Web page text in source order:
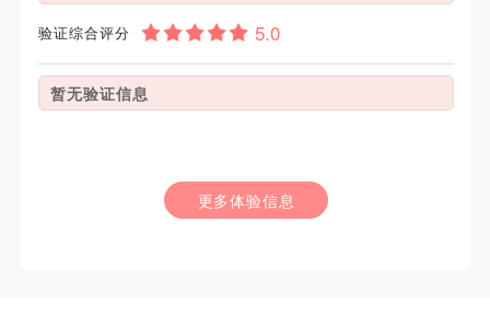
验证综合评分
暂无验证信息
更多体验信息